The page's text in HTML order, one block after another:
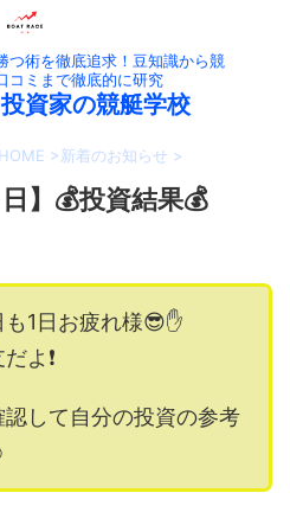
つ術を徹底追求！豆知識から競
コミまで徹底的に研究
資家の競艇学校
>新着のお知らせ >
】💰投資結果💰
1日お疲れ様😎✋
よ❗️
認して自分の投資の参考